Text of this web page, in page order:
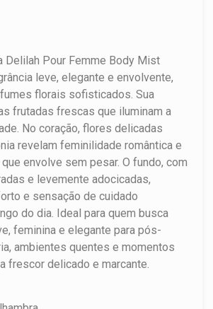
Delilah Pour Femme Body Mist
leve, elegante e envolvente,
florais sofisticados. Sua
frutadas frescas que iluminam a
No coração, flores delicadas
revelam feminilidade romântica e
envolve sem pesar. O fundo, com
e levemente adocicadas,
e sensação de cuidado
do dia. Ideal para quem busca
feminina e elegante para pós-
ambientes quentes e momentos
frescor delicado e marcante.